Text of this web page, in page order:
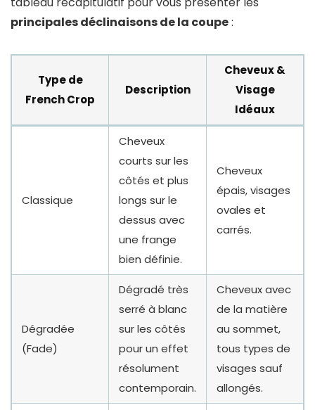
principales déclinaisons de la coupe:
Type de
French Crop
Description
Cheveux &
Visage
Idéaux
Classique
Cheveux
courts sur les
côtés et plus
longs sur le
dessus avec
une frange
bien définie.
Cheveux
épais, visages
ovales et
carrés.
Dégradée
(Fade)
Dégradé très
serré à blanc
sur les côtés
pour un effet
résolument
contemporain.
Cheveux avec
de la matière
au sommet,
tous types de
visages sauf
allongés.